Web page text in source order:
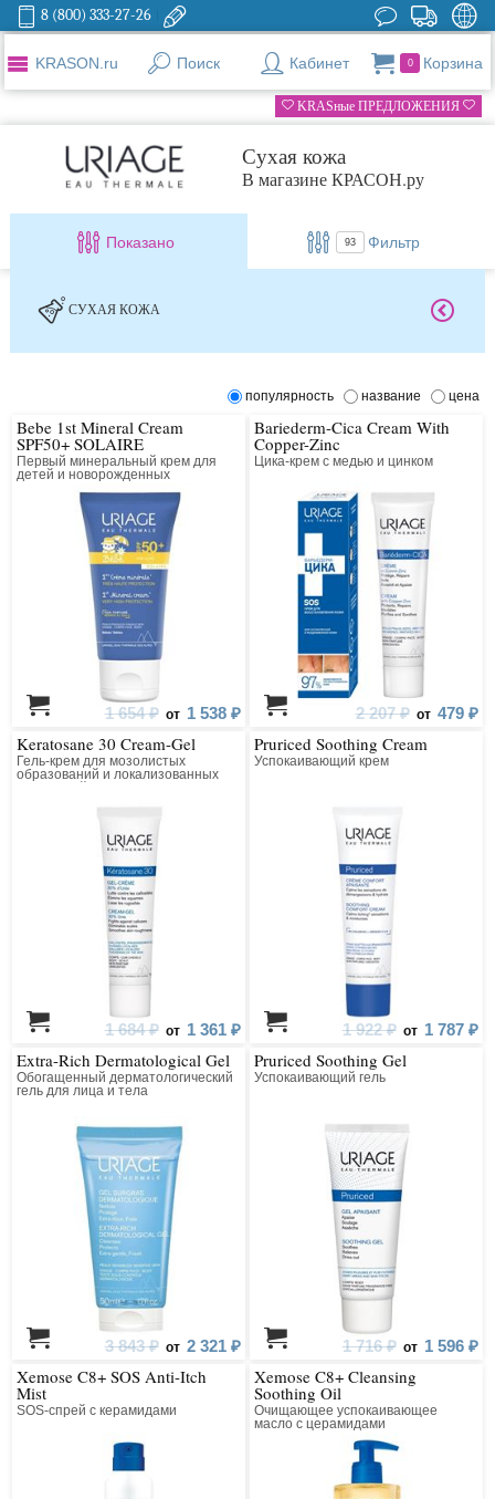
8 (800) 333-27-26
KRASON.ru Поиск Кабинет 0 Корзина
KRASные ПРЕДЛОЖЕНИЯ
Сухая кожа
В магазине КРАСОН.ру
Показано 93 Фильтр
СУХАЯ КОЖА
популярность название цена
Bebe 1st Mineral Cream
SPF50+ SOLAIRE
Первый минеральный крем для
детей и новорожденных
1 654 ₽ от 1 538 ₽
Bariederm-Cica Cream With
Copper-Zinc
Цика-крем c медью и цинком
2 207 ₽ от 479 ₽
Keratosane 30 Cream-Gel
Гель-крем для мозолистых
образований и локализованных
1 684 ₽ от 1 361 ₽
Pruriced Soothing Cream
Успокаивающий крем
1 922 ₽ от 1 787 ₽
Extra-Rich Dermatological Gel
Обогащенный дерматологический
гель для лица и тела
3 843 ₽ от 2 321 ₽
Pruriced Soothing Gel
Успокаивающий гель
1 716 ₽ от 1 596 ₽
Xemose C8+ SOS Anti-Itch
Mist
SOS-спрей с керамидами
Xemose C8+ Cleansing
Soothing Oil
Очищающее успокаивающее
масло с церамидами